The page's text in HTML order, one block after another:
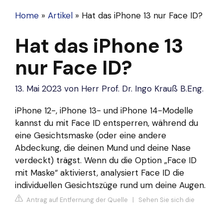
Home » Artikel » Hat das iPhone 13 nur Face ID?
Hat das iPhone 13
nur Face ID?
13. Mai 2023 von Herr Prof. Dr. Ingo Krauß B.Eng.
iPhone 12-, iPhone 13- und iPhone 14-Modelle
kannst du mit Face ID entsperren, während du
eine Gesichtsmaske (oder eine andere
Abdeckung, die deinen Mund und deine Nase
verdeckt) trägst. Wenn du die Option „Face ID
mit Maske“ aktivierst, analysiert Face ID die
individuellen Gesichtszüge rund um deine Augen.
Antrag auf Entfernung der Quelle | Sehen Sie sich die